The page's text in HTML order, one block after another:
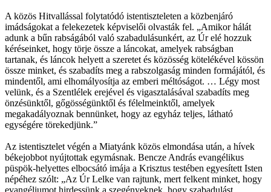
A közös Hitvallással folytatódó istentiszteleten a közbenjáró
imádságokat a felekezetek képviselői olvasták fel. „Amikor hálát
adunk a bűn rabságából való szabadulásunkért, az Úr elé hozzuk
kéréseinket, hogy törje össze a láncokat, amelyek rabságban
tartanak, és láncok helyett a szeretet és közösség kötelékével kössön
össze minket, és szabadíts meg a rabszolgaság minden formájától, és
mindentől, ami elhomályosítja az emberi méltóságot. … Légy most
velünk, és a Szentlélek erejével és vigasztalásával szabadíts meg
önzésünktől, gőgösségünktől és félelmeinktől, amelyek
megakadályoznak bennünket, hogy az egyház teljes, látható
egységére törekedjünk.”
Az istentisztelet végén a Miatyánk közös elmondása után, a hívek
békejobbot nyújtottak egymásnak. Bencze András evangélikus
püspök-helyettes elbocsátó imája a Krisztus testében egyesített Isten
népéhez szólt: „Az Úr Lelke van rajtunk, mert felkent minket, hogy
evangéliumot hirdessünk a szegényeknek, hogy szabadulást